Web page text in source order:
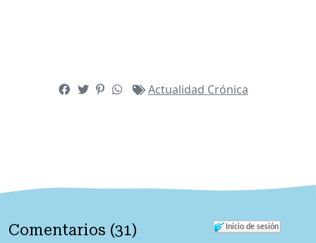
Actualidad Crónica
Inicio de sesión
Comentarios (31)